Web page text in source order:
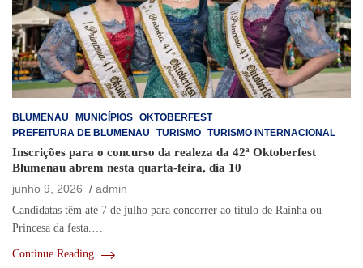
BLUMENAU MUNICÍPIOS OKTOBERFEST
PREFEITURA DE BLUMENAU
TURISMO TURISMO INTERNACIONAL
Inscrições para o concurso da realeza da 42ª Oktoberfest
Blumenau abrem nesta quarta-feira, dia 10
junho 9, 2026
admin
Candidatas têm até 7 de julho para concorrer ao título de Rainha ou
Princesa da festa.…
Continue Reading